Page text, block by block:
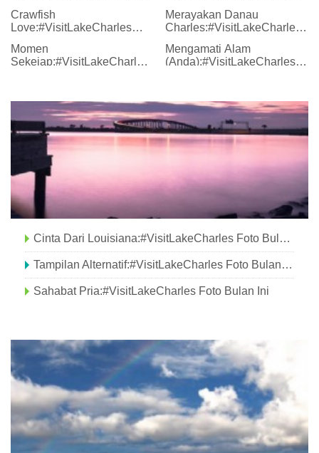
Crawfish
Love:#VisitLakeCharles
Merayakan Danau
Charles:#VisitLakeCharles
Momen
Sekejap:#VisitLakeCharles
Mengamati Alam
(Anda):#VisitLakeCharles
Cinta Dari Louisiana:#VisitLakeCharles Foto Bulan Ini
Tampilan Alternatif:#VisitLakeCharles Foto Bulan Ini
Sahabat Pria:#VisitLakeCharles Foto Bulan Ini